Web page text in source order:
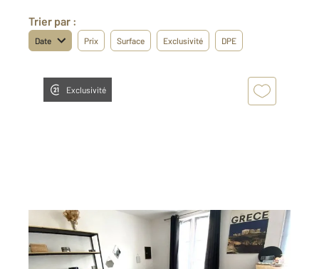
Trier par :
Date Prix Surface Exclusivité DPE
Exclusivité
PARIS 75013
36,81 m2, 2 pièces
Ref : 31833